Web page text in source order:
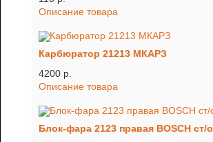
Описание товара
Карбюратор 21213 МКАРЗ
4200 p.
Описание товара
Блок-фара 2123 правая BOSCH ст/о